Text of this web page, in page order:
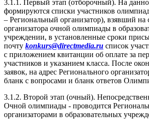
3.1.1. Первый этап (отборочный). На
формируются списки участников
– Региональный организатор), взявший на
организатора очной олимпиады в
учреждении, в установленные сроки
почту konkurs@directmedia.ru список
с приложением квитанции об оплате за
участников и указанием класса. После
заявок, на адрес Регионального
бланк с вопросами и бланк ответов
3.1.2. Второй этап (очный).
Очной олимпиады - проводится